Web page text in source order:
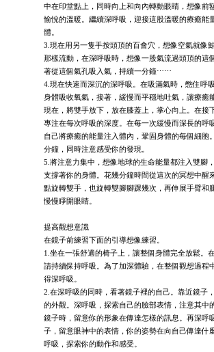
中在印堂點上，同時向上和向內轉動眼睛，想像前
愉悅的溫暖。繼續深呼吸，迎接這股溫暖的療癒能
體。
3.現在用另一隻手按頭頂的百會穴，想像空氣就像
那樣流動，在深呼吸時，想像一股氣流過頭頂的這
著從這個氣孔吸入氣，持續一分鐘⋯⋯
4.現在快速而深沉的深呼吸。在吸滿氣時，憋住呼
身體吸收氧氣，接著，緩慢而平穩地吐氣，讓療癒
現在，將雙手放下，放在膝蓋上，掌心向上。在接
專注在每次呼吸的深度。在每一次緩慢而深長的呼
自己將療癒的能量注入體內，鞏固身體的每個細胞
分鐘，同時注意感受你的發現。
5.將注意力集中，想像地球的生命能量都注入雙腳
支撐著你的身體。花幾分鐘時間從這次的冥想中醒
點旋轉雙手，也旋轉雙腳腳踝幾次，再伸展手臂和
慢慢睜開眼睛。
提高觀想意識
在鏡子前練習下面的引導想像練習。
1.坐在一張舒適的椅子上，讓整個身體完全放鬆。
請持續保持呼吸。為了加深體驗，在整個觀想過程
得深呼吸。
2.在深呼吸的同時，看著鏡子裡的自己。靠近鏡子
的外觀。深呼吸，探索自己的臉部表情，注意其中
鏡子時，留意你的形象在傳達怎樣的訊息。再深呼
子，留意眼神中的表情，你的姿勢在向自己傳達什
呼吸，探索你的動作和感受。